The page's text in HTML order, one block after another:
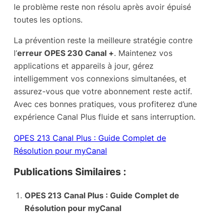
le problème reste non résolu après avoir épuisé
toutes les options.
La prévention reste la meilleure stratégie contre
l’erreur OPES 230 Canal +. Maintenez vos
applications et appareils à jour, gérez
intelligemment vos connexions simultanées, et
assurez-vous que votre abonnement reste actif.
Avec ces bonnes pratiques, vous profiterez d’une
expérience Canal Plus fluide et sans interruption.
OPES 213 Canal Plus : Guide Complet de
Résolution pour myCanal
Publications Similaires :
OPES 213 Canal Plus : Guide Complet de
Résolution pour myCanal